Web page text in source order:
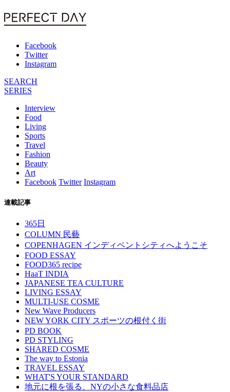
Facebook
Twitter
Instagram
SEARCH
SERIES
Interview
Food
Living
Sports
Travel
Fashion
Beauty
Art
Facebook Twitter Instagram
連載記事
365日
COLUMN 民藝
COPENHAGEN インディペントシティへようこそ
FOOD ESSAY
FOOD365 recipe
HaaT INDIA
JAPANESE TEA CULTURE
LIVING ESSAY
MULTI-USE COSME
New Wave Producers
NEW YORK CITY スポーツの根付く街
PD BOOK
PD STYLING
SHARED COSME
The way to Estonia
TRAVEL ESSAY
WHAT'S YOUR STANDARD
地元に根を張る、NYの小さな食料品店